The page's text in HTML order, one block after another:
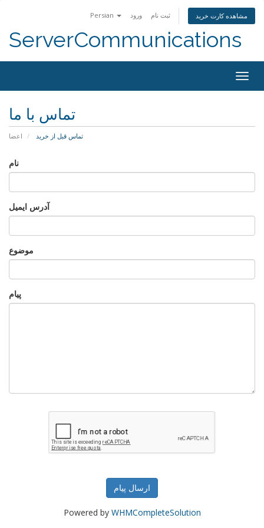
Persian ورود ثبت نام مشاهده کارت خرید
ServerCommunications
تماس با ما
اعضا تماس قبل از خرید
نام
آدرس ایمیل
موضوع
پیام
ارسال پیام
Powered by WHMCompleteSolution